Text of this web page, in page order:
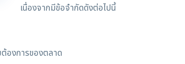
เนื่องจากมีข้อจำกัดดังต่อไปนี้
ต้องการของตลาด